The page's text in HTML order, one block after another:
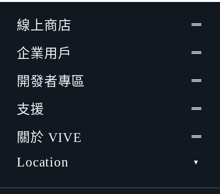
線上商店
企業用戶
開發者專區
支援
關於 VIVE
Location